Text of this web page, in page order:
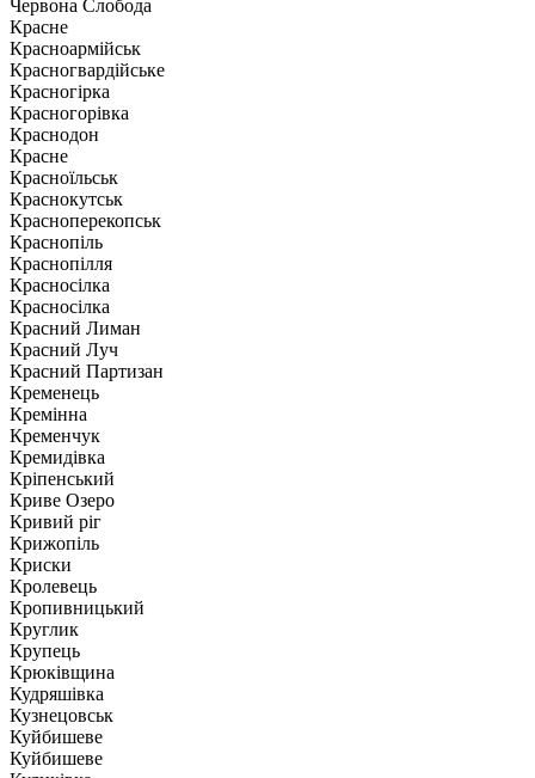
Червона Слобода
Красне
Красноармійськ
Красногвардійське
Красногірка
Красногорівка
Краснодон
Красне
Красноїльськ
Краснокутськ
Красноперекопськ
Краснопіль
Краснопілля
Красносілка
Красносілка
Красний Лиман
Красний Луч
Красний Партизан
Кременець
Кремінна
Кременчук
Кремидівка
Кріпенський
Криве Озеро
Кривий ріг
Крижопіль
Криски
Кролевець
Кропивницький
Круглик
Крупець
Крюківщина
Кудряшівка
Кузнецовськ
Куйбишеве
Куйбишеве